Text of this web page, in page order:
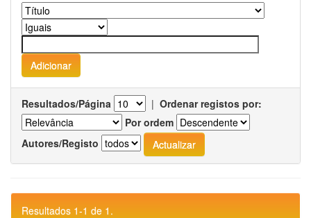
Resultados/Página | Ordenar registos por:
Por ordem
Autores/Registo
Resultados 1-1 de 1.